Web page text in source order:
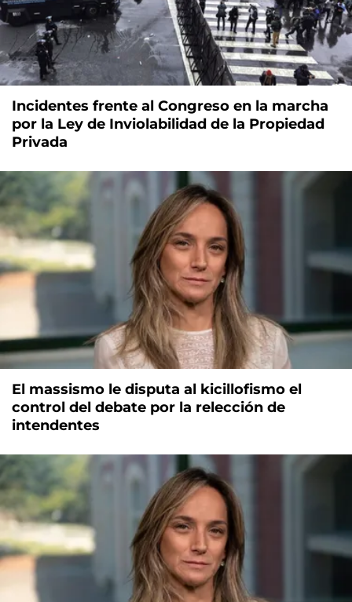
Incidentes frente al Congreso en la marcha
por la Ley de Inviolabilidad de la Propiedad
Privada
El massismo le disputa al kicillofismo el
control del debate por la relección de
intendentes